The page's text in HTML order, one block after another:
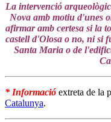
La intervenció
Nova amb motiu d'unes
afirmar amb certesa si la
castell d'Olosa o no, ni si
Santa Maria o de
* Informació extreta de la
Catalunya.